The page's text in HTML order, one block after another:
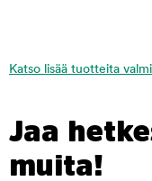
Katso lisää tuotteita
Jaa
muita!